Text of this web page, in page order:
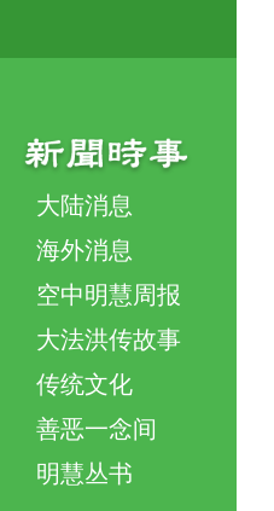
大陆消息
海外消息
空中明慧周报
大法洪传故事
传统文化
善恶一念间
明慧丛书